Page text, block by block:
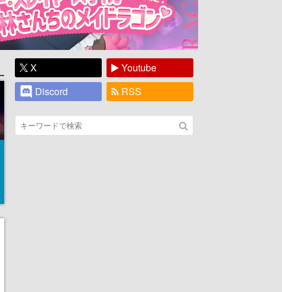
X
Youtube
Discord
RSS